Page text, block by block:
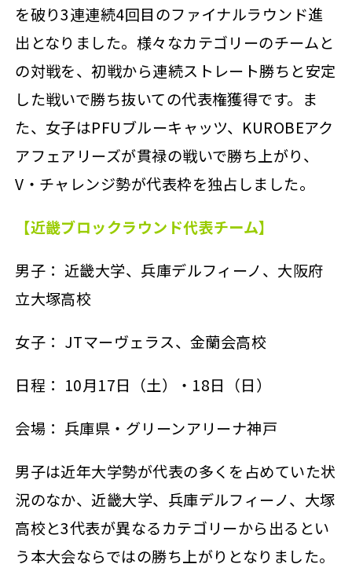
を破り3連連続4回目のファイナルラウンド進
出となりました。様々なカテゴリーのチームと
の対戦を、初戦から連続ストレート勝ちと安定
した戦いで勝ち抜いての代表権獲得です。ま
た、女子はPFUブルーキャッツ、KUROBEアク
アフェアリーズが貫禄の戦いで勝ち上がり、
V・チャレンジ勢が代表枠を独占しました。
【近畿ブロックラウンド代表チーム】
男子： 近畿大学、兵庫デルフィーノ、大阪府
立大塚高校
女子： JTマーヴェラス、金蘭会高校
日程： 10月17日（土）・18日（日）
会場： 兵庫県・グリーンアリーナ神戸
男子は近年大学勢が代表の多くを占めていた状
況のなか、近畿大学、兵庫デルフィーノ、大塚
高校と3代表が異なるカテゴリーから出るとい
う本大会ならではの勝ち上がりとなりました。